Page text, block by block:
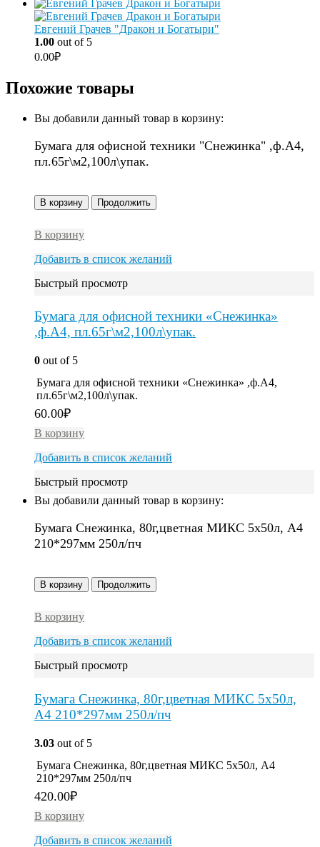
Евгений Грачев "Дракон и Богатыри"
1.00 out of 5
0.00₽
Похожие товары
Вы добавили данный товар в корзину:
Бумага для офисной техники "Снежинка" ,ф.А4,
пл.65г\м2,100л\упак.
В корзину Продолжить
В корзину
Добавить в список желаний
Быстрый просмотр
Бумага для офисной техники «Снежинка»
,ф.А4, пл.65г\м2,100л\упак.
0 out of 5
Бумага для офисной техники «Снежинка» ,ф.А4,
пл.65г\м2,100л\упак.
60.00₽
В корзину
Добавить в список желаний
Быстрый просмотр
Вы добавили данный товар в корзину:
Бумага Снежинка, 80г,цветная МИКС 5х50л, A4
210*297мм 250л/пч
В корзину Продолжить
В корзину
Добавить в список желаний
Быстрый просмотр
Бумага Снежинка, 80г,цветная МИКС 5х50л,
A4 210*297мм 250л/пч
3.03 out of 5
Бумага Снежинка, 80г,цветная МИКС 5х50л, A4
210*297мм 250л/пч
420.00₽
В корзину
Добавить в список желаний